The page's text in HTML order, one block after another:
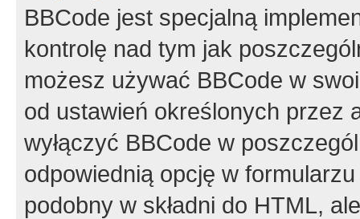
BBCode jest specjalną
kontrolę nad tym jak
możesz używać BBCode w
od ustawień określonych przez
wyłączyć BBCode w
odpowiednią opcję w
podobny w składni do HTML,